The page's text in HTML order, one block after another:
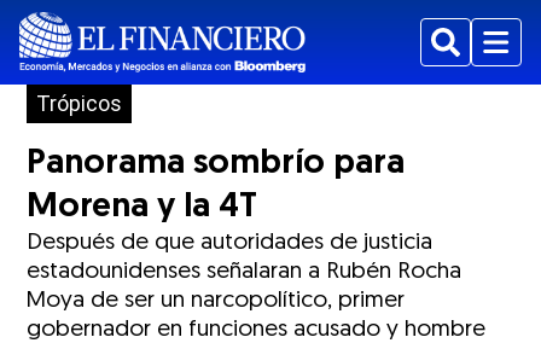
BuscarMenu
Trópicos
Panorama sombrío para
Morena y la 4T
Después de que autoridades de justicia
estadounidenses señalaran a Rubén Rocha
Moya de ser un narcopolítico, primer
gobernador en funciones acusado y hombre